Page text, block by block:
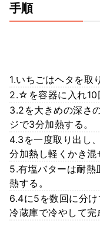
手順
1.いちごはヘタを取
2.☆を容器に入れ10
3.2を大きめの深さ
ジで3分加熱する。
4.3を一度取り出し
分加熱し軽くかき混
5.有塩バターは耐
熱する。
6.4に5を数回に分
冷蔵庫で冷やして完